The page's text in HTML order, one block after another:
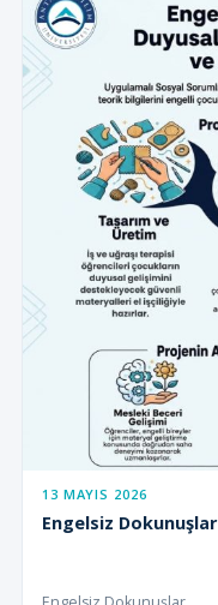
13 MAYIS 2026
Engelsiz Dokunuşlar